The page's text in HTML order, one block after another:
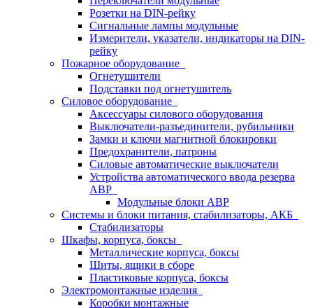
Розетки на DIN-рейку
Сигнальные лампы модульные
Измерители, указатели, индикаторы на DIN-
рейку
Пожарное оборудование
Огнетушители
Подставки под огнетушитель
Силовое оборудование
Аксессуары силового оборудования
Выключатели-разъединители, рубильники
Замки и ключи магнитной блокировки
Предохранители, патроны
Силовые автоматические выключатели
Устройства автоматического ввода резерва
АВР
Модульные блоки АВР
Системы и блоки питания, стабилизаторы, АКБ
Стабилизаторы
Шкафы, корпуса, боксы
Металлические корпуса, боксы
Щиты, ящики в сборе
Пластиковые корпуса, боксы
Электромонтажные изделия
Коробки монтажные